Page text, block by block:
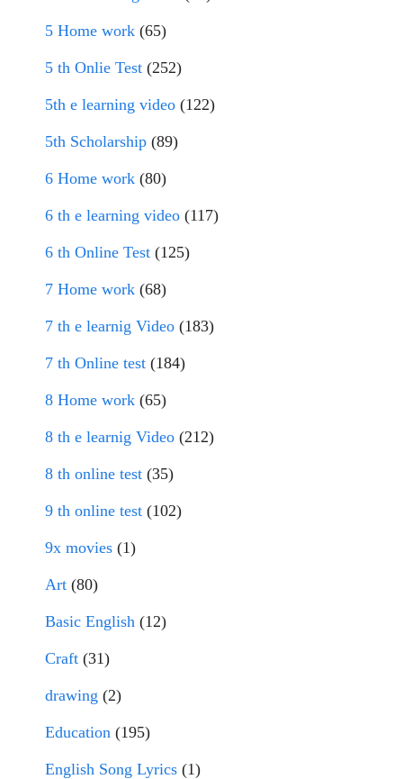
5 Home work (65)
5 th Onlie Test (252)
5th e learning video (122)
5th Scholarship (89)
6 Home work (80)
6 th e learning video (117)
6 th Online Test (125)
7 Home work (68)
7 th e learnig Video (183)
7 th Online test (184)
8 Home work (65)
8 th e learnig Video (212)
8 th online test (35)
9 th online test (102)
9x movies (1)
Art (80)
Basic English (12)
Craft (31)
drawing (2)
Education (195)
English Song Lyrics (1)